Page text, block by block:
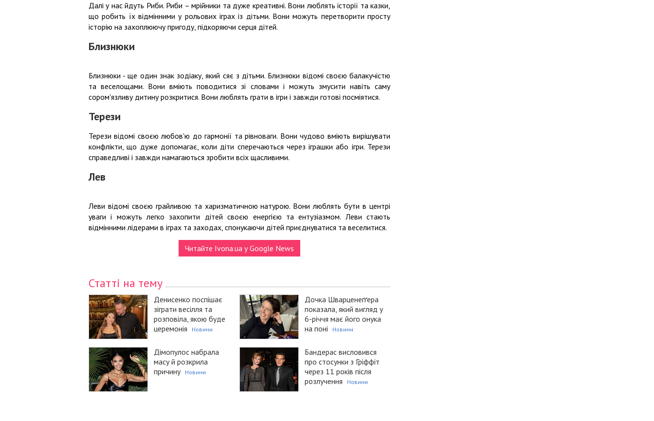
Далі у нас йдуть Риби. Риби – мрійники та дуже креативні. Вони люблять історії та казки,
що робить їх відмінними у рольових іграх із дітьми. Вони можуть перетворити просту
історію на захоплюючу пригоду, підкоряючи серця дітей.
Близнюки
Близнюки - ще один знак зодіаку, який сяє з дітьми. Близнюки відомі своєю балакучістю
та веселощами. Вони вміють поводитися зі словами і можуть змусити навіть саму
сором'язливу дитину розкритися. Вони люблять грати в ігри і завжди готові посміятися.
Терези
Терези відомі своєю любов'ю до гармонії та рівноваги. Вони чудово вміють вирішувати
конфлікти, що дуже допомагає, коли діти сперечаються через іграшки або ігри. Терези
справедливі і завжди намагаються зробити всіх щасливими.
Лев
Леви відомі своєю грайливою та харизматичною натурою. Вони люблять бути в центрі
уваги і можуть легко захопити дітей своєю енергією та ентузіазмом. Леви стають
відмінними лідерами в іграх та заходах, спонукаючи дітей приєднуватися та веселитися.
Читайте Ivona.ua у Google News
Статті на тему
Денисенко поспішає
зіграти весілля та
розповіла, якою буде
церемонія
Новини
Дочка Шварценеґґера
показала, який вигляд у
6-річчя має його онука
на поні
Новини
Дімопулос набрала
масу й розкрила
причину
Новини
Бандерас висловився
про стосунки з Гріффіт
через 11 років після
розлучення
Новини